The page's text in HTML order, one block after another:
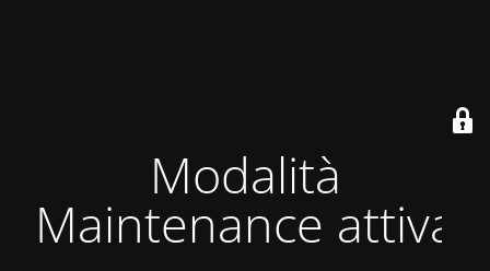
Modalità
Maintenance attiva